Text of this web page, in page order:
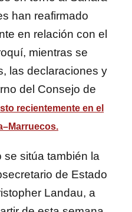
han reafirmado
en relación con el
mientras se
las declaraciones y
del Consejo de
recientemente en el
.
se sitúa también la
de Estado
Landau, a